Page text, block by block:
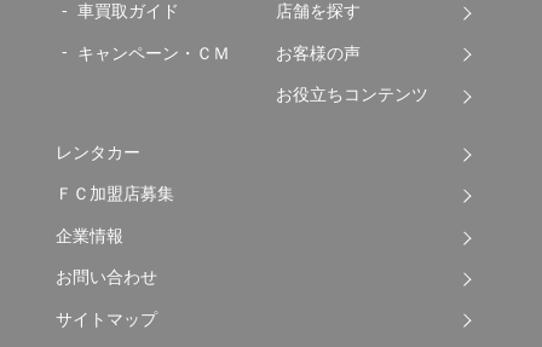
車買取ガイド
キャンペーン・ＣＭ
店舗を探す
お客様の声
お役立ちコンテンツ
レンタカー
ＦＣ加盟店募集
企業情報
お問い合わせ
サイトマップ